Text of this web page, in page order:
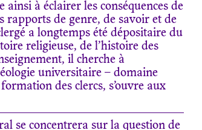
à éclairer les conséquences de
rapports de genre, de savoir et de
a longtemps été dépositaire du
religieuse, de l’histoire des
il cherche à
universitaire – domaine
des clercs, s’ouvre aux
se concentrera sur la question de